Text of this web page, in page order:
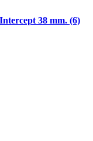
38 mm. (6)